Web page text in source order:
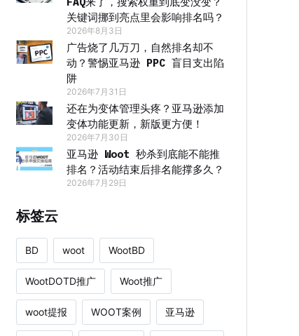
关键词挪到亮点里会影响排名吗？
2026年8月3日
广告烧了几万刀，自然排名却不
动？警惕亚马逊 PPC 盲目支出陷
阱
2026年7月31日
还在为变体管理头疼？亚马逊添加
变体功能更新，新版更方便！
2026年7月30日
亚马逊 Woot 秒杀到底能不能推
排名？活动结束后排名能撑多久？
2026年7月29日
标签云
BD woot WootBD
WootDOTD推广 Woot推广
woot提报 WOOT案例 亚马逊